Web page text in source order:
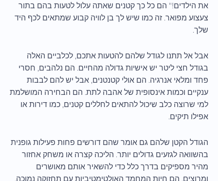
את הילדים!" הם כל כך קטנים שאתה עלול לטעות בהם בתור
צעצוע מפואר. זה כמו שיש לך בן לוויה קבוע שמתאים לכף היד
שלך.
אבל אל תתנו לגודל שלהם להטעות אתכם, לכלביים האלה
בגודל חצי ליטר יש אישיות גדולה מהחיים. הם נלהבים, חסרי
פחד ומלאי אנרגיה. הם אולי קטנטנים, אבל יש להם לבבות
ענקיים וכמות אינסופית של אהבה לתת. הם הבחירה המושלמת
למי שרוצה כלב שיכול להתאים לחללים קטנים, כמו דירות או
אפילו תיקים.
הגודל הקטן שלהם גם אומר שהם דורשים פחות פעילות גופנית
בהשוואה לגזעים גדולים יותר. הליכה קצרה או משחק אחזור
מהיר מספיקים בדרך כלל כדי להשאיר אותם מאושרים
ומרוצים. הם חיות המחמד האולטימטיביות עם תחזוקה נמוכה,